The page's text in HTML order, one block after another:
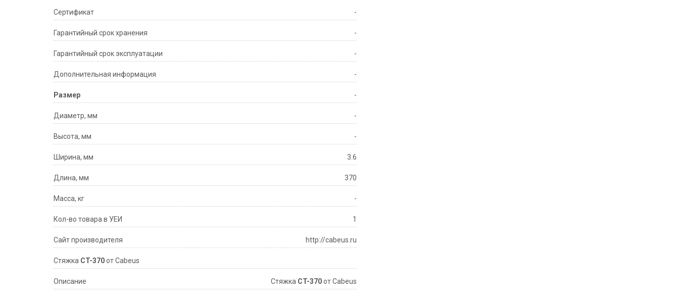
Сертификат -
Гарантийный срок хранения -
Гарантийный срок эксплуатации -
Дополнительная информация -
Размер -
Диаметр, мм -
Высота, мм -
Ширина, мм 3.6
Длина, мм 370
Масса, кг -
Кол-во товара в УЕИ 1
Сайт производителя http://cabeus.ru
Стяжка CT-370от Cabeus
Описание Стяжка CT-370от Cabeus